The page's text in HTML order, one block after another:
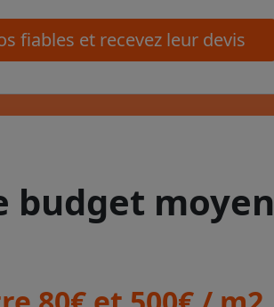
fiables et recevez leur devis
budget moyen